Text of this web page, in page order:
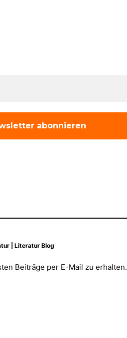
| Literatur Blog
Beiträge per E-Mail zu erhalten.